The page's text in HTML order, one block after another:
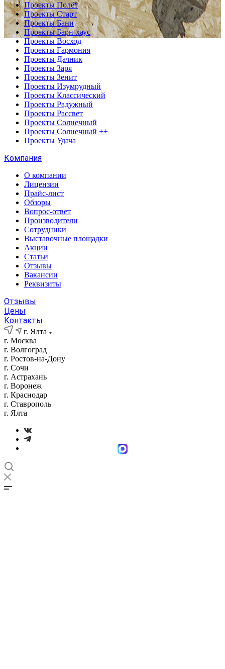
Проекты Полёт
Проекты Старт
Проекты Бани
Проекты Барн-хаус
Проекты Восход
Проекты Гармония
Проекты Дачник
Проекты Заря
Проекты Зенит
Проекты Изумрудный
Проекты Классический
Проекты Радужный
Проекты Рассвет
Проекты Солнечный
Проекты Солнечный ++
Проекты Удача
Компания
О компании
Лицензии
Прайс-лист
Обзоры
Вопрос-ответ
Производители
Сотрудники
Выставочные площадки
Акции
Статьи
Отзывы
Вакансии
Реквизиты
Отзывы
Цены
Контакты
г. Ялта
г. Москва
г. Волгоград
г. Ростов-на-Дону
г. Сочи
г. Астрахань
г. Воронеж
г. Краснодар
г. Ставрополь
г. Ялта